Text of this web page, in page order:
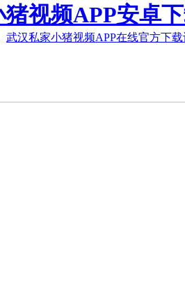
视频APP安卓
武汉私家小猪视频APP在线官方下载